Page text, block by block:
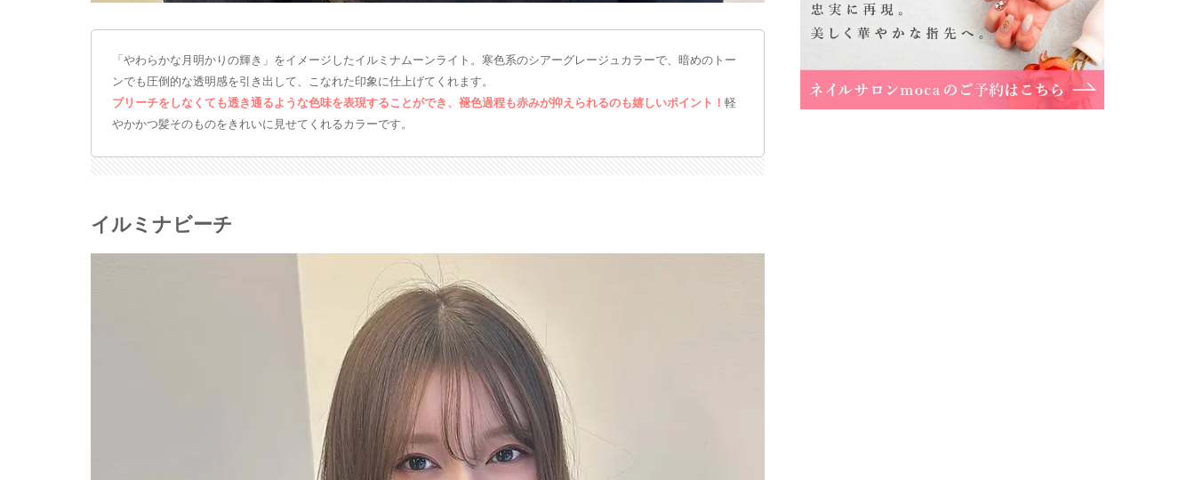
「やわらかな月明かりの輝き」をイメージしたイルミナムーンライト。寒色系のシアーグレージュカラーで、暗めのトー
ンでも圧倒的な透明感を引き出して、こなれた印象に仕上げてくれます。
ブリーチをしなくても透き通るような色味を表現することができ、褪色過程も赤みが抑えられるのも嬉しいポイント！ 軽
やかかつ髪そのものをきれいに見せてくれるカラーです。
イルミナビーチ
大阪府枚方市岡東町18-15 キューブ枚